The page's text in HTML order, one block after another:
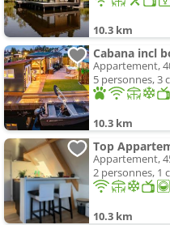
10.3 km
Appartement,
5 personnes, 3
10.3 km
Appartement,
2 personnes, 1
10.3 km